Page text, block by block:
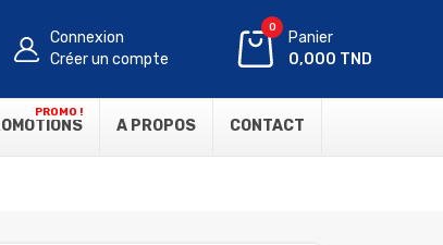
Connexion
Créer un compte
0
Panier
0,000 TND
PROMO !
A PROPOS CONTACT